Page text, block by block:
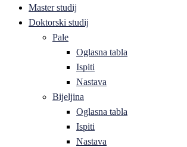
Master studij
Doktorski studij
Pale
Oglasna tabla
Ispiti
Nastava
Bijeljina
Oglasna tabla
Ispiti
Nastava